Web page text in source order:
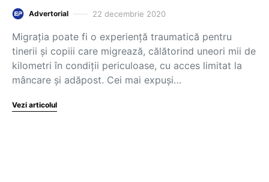
Advertorial 22 decembrie 2020
Migrația poate fi o experiență traumatică pentru
tinerii și copiii care migrează, călătorind uneori mii de
kilometri în condiții periculoase, cu acces limitat la
mâncare și adăpost. Cei mai expuși…
Vezi articolul